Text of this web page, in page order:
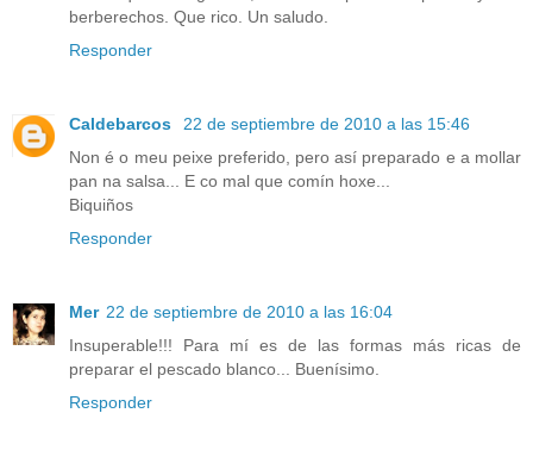
berberechos. Que rico. Un saludo.
Responder
Caldebarcos
22 de septiembre de 2010 a las 15:46
Non é o meu peixe preferido, pero así preparado e a mollar
pan na salsa... E co mal que comín hoxe...
Biquiños
Responder
Mer 22 de septiembre de 2010 a las 16:04
Insuperable!!! Para mí es de las formas más ricas de
preparar el pescado blanco... Buenísimo.
Responder